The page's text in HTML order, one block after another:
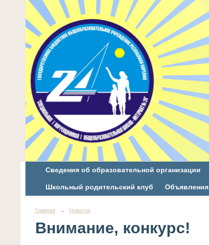
Сведения об образовательной организации
Школьный родительский клуб Объявления
Главная → Новости
Внимание, конкурс!